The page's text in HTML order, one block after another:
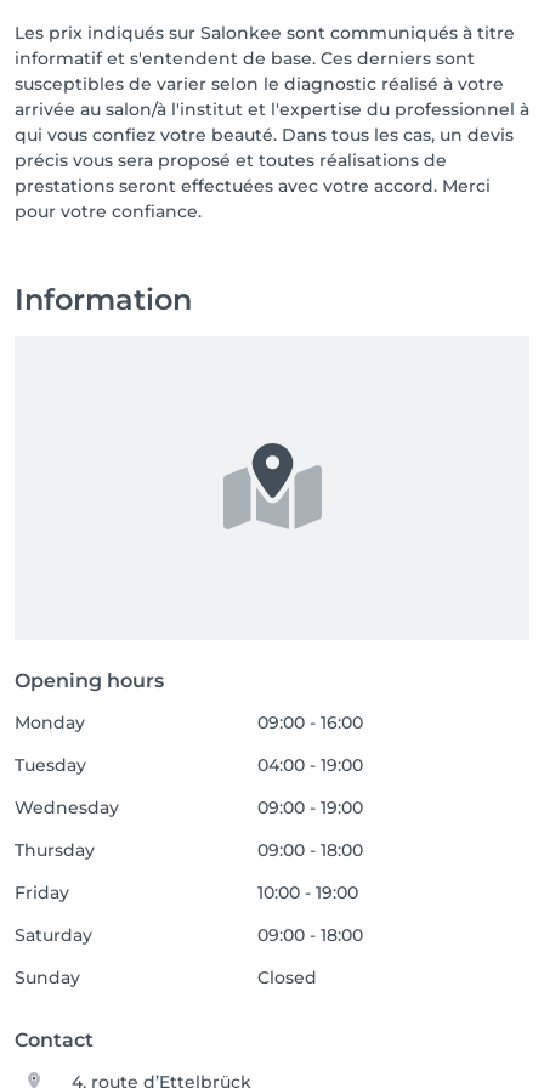
Les prix indiqués sur Salonkee sont communiqués à titre
informatif et s'entendent de base. Ces derniers sont
susceptibles de varier selon le diagnostic réalisé à votre
arrivée au salon/à l'institut et l'expertise du professionnel à
qui vous confiez votre beauté. Dans tous les cas, un devis
précis vous sera proposé et toutes réalisations de
prestations seront effectuées avec votre accord. Merci
pour votre confiance.
Information
Opening hours
Monday
09:00 - 16:00
Tuesday
04:00 - 19:00
Wednesday
09:00 - 19:00
Thursday
09:00 - 18:00
Friday
10:00 - 19:00
Saturday
09:00 - 18:00
Sunday
Closed
Contact
4, route d’Ettelbrück